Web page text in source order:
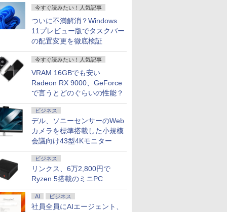
今すぐ読みたい！人気記事
ついに不満解消？Windows
11プレビュー版でタスクバー
の配置変更を徹底検証
今すぐ読みたい！人気記事
VRAM 16GBでも安い
Radeon RX 9000、GeForce
で言うとどのぐらいの性能？
ビジネス
デル、ソニーセンサーのWeb
カメラを標準搭載した小規模
会議向け43型4Kモニター
ビジネス
リンクス、6万2,800円で
Ryzen 5搭載のミニPC
AI ビジネス
社員全員にAIエージェント、